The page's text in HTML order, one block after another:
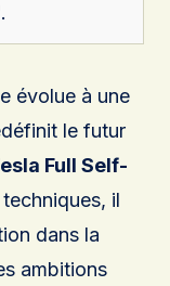
évolue à une
le futur
Full Self-
techniques, il
dans la
ambitions